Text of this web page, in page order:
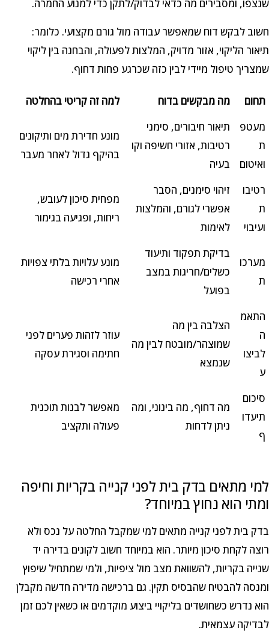
שנצפו, ומסבירים מה כדאי לבדוק/לתקן כדי למנוע החמרה.
חשוב לבקש דוח שמאפשר עבודה מול גורם מקצועי. כלומר:
תיאור הליקוי, אזור מדויק, המלצות לפעולה, והבחנה בין ליקוי
שמצריך טיפול מיידי לבין כזה שכרגע פחות דחוף.
תחום מה מבקשים בדוח
למה זה קריטי בהחלטה
מעטפ
ת
ואיטום
תיאור חיבורים, סימני
רטיבות, אזורי חשיפה וקו
בעיה
מונע חדירת מים ותיקונים
בהיקף גדול לאחר מעבר
רטיבו
ת
ועיבוי
זיהוי סימנים, הסבר
אפשרי לגורם, והמלצות
לאימות
מפחית סיכון לעובש,
ריחות, ופגיעה בגימור
מערכו
ת
בדיקת תפקוד ותיעוד
כשלים/חריגות במצב
בפועל
מונע עלויות בלתי צפויות
אחרי רכישה
התאמ
ה
לביצו
ע
הצלבה בין מה
שמוצהר/מובטח לבין מה
שנמצא
עוזר לזהות פערים לפני
חתימה וסגירת עסקה
סיכום
תיעדו
ף
מה דחוף, מה בינוני, ומה
ניתן לדחות
מאפשר לבנות תוכנית
פעולה ותקציב
למי מתאים בדק בית לפני קנייה בקריות וחיפה
ומתי הוא נחוץ במיוחד?
בדק בית לפני קנייה מתאים למי שמקבל החלטה על נכס ולא
רוצה לקחת סיכון מיותר. הוא במיוחד חשוב לקונים בדירה יד
שנייה בקריות, להשוואת מצב מול ציפיות, ולמי שמתחיל שיפוץ
ומנסה להבטיח שהבסיס תקין. גם ברכישה מדירה חדשה מקבלן
הוא נדרש כשחושדים בליקויי ביצוע מוקדמים או כשאין לכם זמן
לבדיקה עצמאית.